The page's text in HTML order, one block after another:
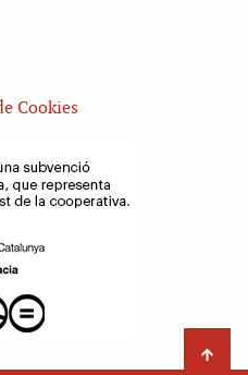
Cookies